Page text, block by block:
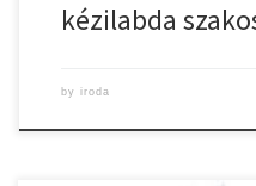
kézilabda
by iroda